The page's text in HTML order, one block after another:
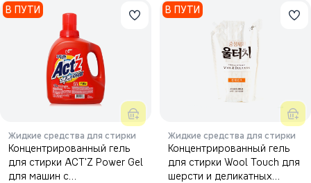
В ПУТИ
Жидкие средства для стирки
Концентрированный гель
для стирки ACT'Z Power Gel
для машин с
В ПУТИ
Жидкие средства для стирки
Концентрированный гель
для стирки Wool Touch для
шерсти и деликатных